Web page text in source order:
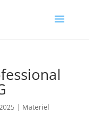
| Materiel